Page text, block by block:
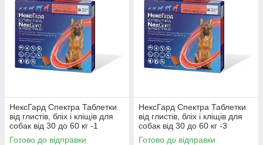
НексГард Спектра Таблетки
від глистів, бліх і кліщів для
собак від 30 до 60 кг -1
таблетка
Готово до відправки
НексГард Спектра Таблетки
від глистів, бліх і кліщів для
собак від 30 до 60 кг -3
таблетки
Готово до відправки